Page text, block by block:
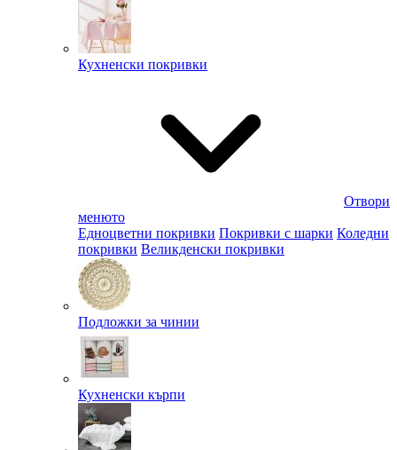
Кухненски покривки
Отвори
менюто
Едноцветни покривки Покривки с шарки Коледни
покривки Великденски покривки
Подложки за чинии
Кухненски кърпи